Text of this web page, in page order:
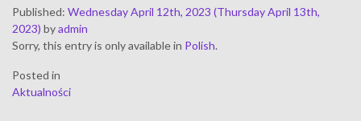
Published: Wednesday April 12th, 2023 (Thursday April 13th,
2023) byadmin
Sorry, this entry is only available in Polish.
Posted in
Aktualności